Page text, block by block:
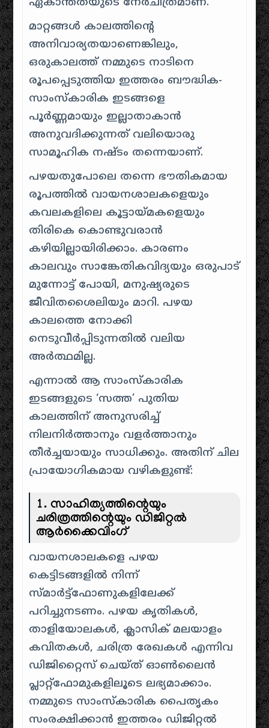
മാറ്റങ്ങൾ കാലത്തിന്റെ
അനിവാര്യതയാണെങ്കിലും,
ഒരുകാലത്ത് നമ്മുടെ നാടിനെ
രൂപപ്പെടുത്തിയ ഇത്തരം ബൗദ്ധിക-
സാംസ്കാരിക ഇടങ്ങളെ
പൂർണ്ണമായും ഇല്ലാതാകാൻ
അനുവദിക്കുന്നത് വലിയൊരു
സാമൂഹിക നഷ്ടം തന്നെയാണ്.
പഴയതുപോലെ തന്നെ ഭൗതികമായ
രൂപത്തിൽ വായനശാലകളെയും
കവലകളിലെ കൂട്ടായ്മകളെയും
തിരികെ കൊണ്ടുവരാൻ
കഴിയില്ലായിരിക്കാം. കാരണം
കാലവും സാങ്കേതികവിദ്യയും ഒരുപാട്
മുന്നോട്ട് പോയി, മനുഷ്യരുടെ
ജീവിതശൈലിയും മാറി. പഴയ
കാലത്തെ നോക്കി
നെടുവീർപ്പിടുന്നതിൽ വലിയ
അർത്ഥമില്ല.
എന്നാൽ ആ സാംസ്കാരിക
ഇടങ്ങളുടെ ‘സത്ത’ പുതിയ
കാലത്തിന് അനുസരിച്ച്
നിലനിർത്താനും വളർത്താനും
തീർച്ചയായും സാധിക്കും. അതിന് ചില
പ്രായോഗികമായ വഴികളുണ്ട്:
1. സാഹിത്യത്തിന്റെയും
ചരിത്രത്തിന്റെയും ഡിജിറ്റൽ
ആർക്കൈവിംഗ്
വായനശാലകളെ പഴയ
കെട്ടിടങ്ങളിൽ നിന്ന്
സ്മാർട്ട്ഫോണുകളിലേക്ക്
പറിച്ചുനടണം. പഴയ കൃതികൾ,
താളിയോലകൾ, ക്ലാസിക് മലയാളം
കവിതകൾ, ചരിത്ര രേഖകൾ എന്നിവ
ഡിജിറ്റൈസ് ചെയ്ത് ഓൺലൈൻ
പ്ലാറ്റ്‌ഫോമുകളിലൂടെ ലഭ്യമാക്കാം.
നമ്മുടെ സാംസ്കാരിക പൈതൃകം
സംരക്ഷിക്കാൻ ഇത്തരം ഡിജിറ്റൽ